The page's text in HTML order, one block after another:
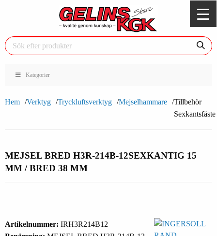
Kategorier
Hem Verktyg Tryckluftsverktyg Mejselhammare
Tillbehör
Sexkantsfäste
MEJSEL BRED H3R-214B-12SEXKANTIG 15
MM / BRED 38 MM
Artikelnummer: IRH3R214B12